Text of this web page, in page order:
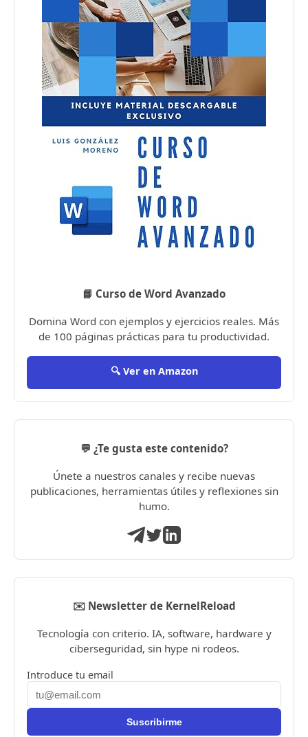
📘 Curso de Word Avanzado
Domina Word con ejemplos y ejercicios reales. Más
de 100 páginas prácticas para tu productividad.
🔍 Ver en Amazon
💬 ¿Te gusta este contenido?
Únete a nuestros canales y recibe nuevas
publicaciones, herramientas útiles y reflexiones sin
humo.
✉️ Newsletter de KernelReload
Tecnología con criterio. IA, software, hardware y
ciberseguridad, sin hype ni rodeos.
Introduce tu email